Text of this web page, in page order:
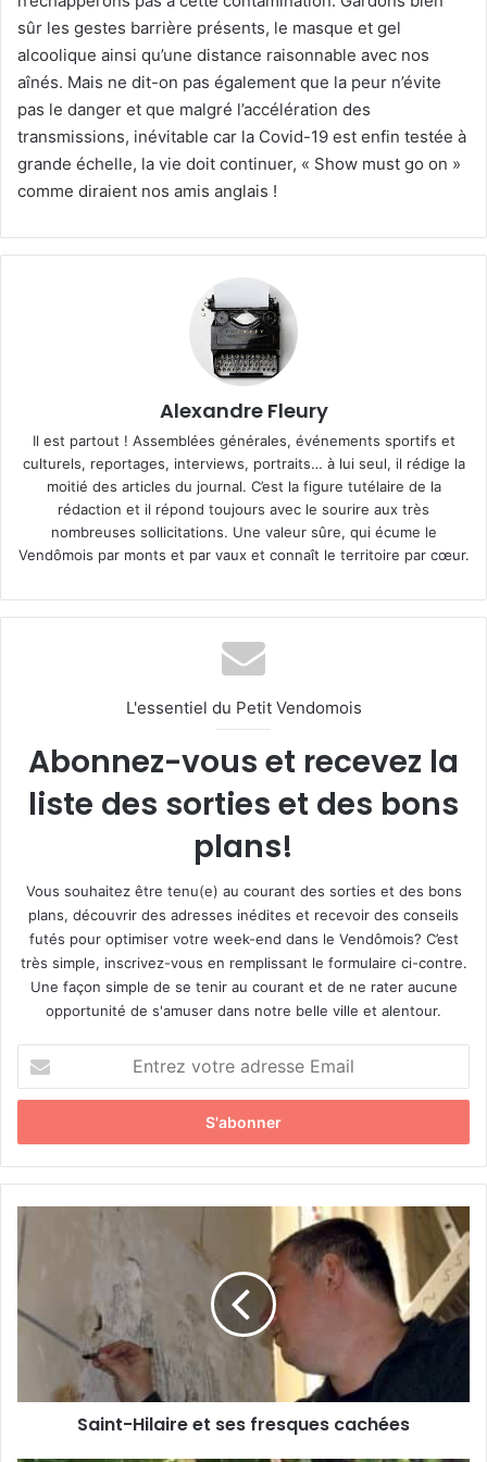
sûr les gestes barrière présents, le masque et gel
alcoolique ainsi qu’une distance raisonnable avec nos
aînés. Mais ne dit-on pas également que la peur n’évite
pas le danger et que malgré l’accélération des
transmissions, inévitable car la Covid-19 est enfin testée à
grande échelle, la vie doit continuer, « Show must go on »
comme diraient nos amis anglais !
Alexandre Fleury
Il est partout ! Assemblées générales, événements sportifs et
culturels, reportages, interviews, portraits… à lui seul, il rédige la
moitié des articles du journal. C’est la figure tutélaire de la
rédaction et il répond toujours avec le sourire aux très
nombreuses sollicitations. Une valeur sûre, qui écume le
Vendômois par monts et par vaux et connaît le territoire par cœur.
L'essentiel du Petit Vendomois
Abonnez-vous et recevez la
liste des sorties et des bons
plans!
Vous souhaitez être tenu(e) au courant des sorties et des bons
plans, découvrir des adresses inédites et recevoir des conseils
futés pour optimiser votre week-end dans le Vendômois? C’est
très simple, inscrivez-vous en remplissant le formulaire ci-contre.
Une façon simple de se tenir au courant et de ne rater aucune
opportunité de s'amuser dans notre belle ville et alentour.
t
e
z
o
r
e
a
s
S
i
n
t
l
Saint-Hilaire et ses fresques cachées